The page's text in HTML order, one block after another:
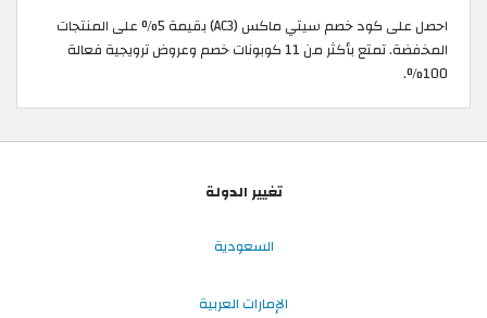
احصل على كود خصم سيتي ماكس (AC3) بقيمة 5% على المنتجات
المخفضة. تمتع بأكثر من 11 كوبونات خصم وعروض ترويجية فعالة
100%.
تغيير الدولة
السعودية
الإمارات العربية